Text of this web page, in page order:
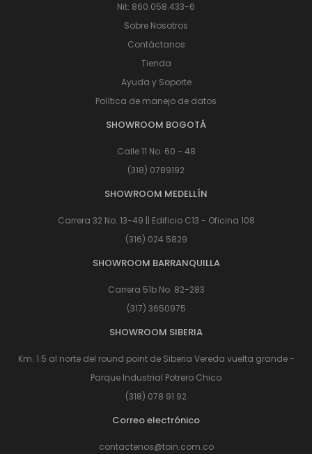
Nit: 860.058.433-6
Sobre Nosotros
Contáctanos
Tienda
Ayuda y Soporte
Política de manejo de datos
SHOWROOM BOGOTÁ
Calle 11 No. 60 - 48
(318) 0789192
SHOWROOM MEDELLÍN
Carrera 32 No. 13-49 || Edificio C13 - Oficina 108
(316) 024 5829
SHOWROOM BARRANQUILLA
Carrera 51b No. 82-283
(317) 3650975
SHOWROOM SIBERIA
Km. 1.5 al norte del round point de Siberia Vereda vuelta grande -
Parque Industrial Potrero Chico
(318) 078 91 92
Correo electrónico
contactenos@toin.com.co